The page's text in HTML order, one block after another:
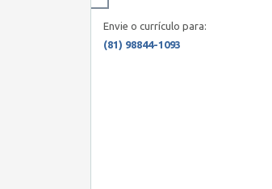
Envie o currículo para:
(81) 98844-1093